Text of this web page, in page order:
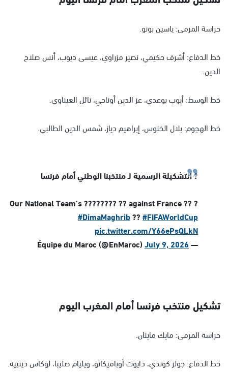
حراسة المرمى: ياسين بونو.
خط الدفاع: أشرف حكيمي، نصير مزراوي، عيسى ديوب، أنس صلاح
الدين.
خط الوسط: أيوب بوعدي، عز الدين أوناحي، نائل العيناوي.
خط الهجوم: بلال الخنوس، إبراهيم دياز، شمس الدين الطالبي.
? التشكيلة الرسمية لـ منتخبنا الوطني أمام فرنسا
? Our National Team’s ???????? ?? against France ??
#DimaMaghrib??#FIFAWorldCup
pic.twitter.com/Y66ePsQLkN
— Équipe du Maroc (@EnMaroc)
July 9, 2026
تشكيل منتخب فرنسا أمام المغرب اليوم
حراسة المرمى: مايك ماينان.
خط الدفاع: جولز كوندي، دايوت أوباميكانو، ويليام صليبا، لوكاس دينييه.